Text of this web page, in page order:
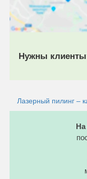
Нужны
Лазерный пилинг –
На